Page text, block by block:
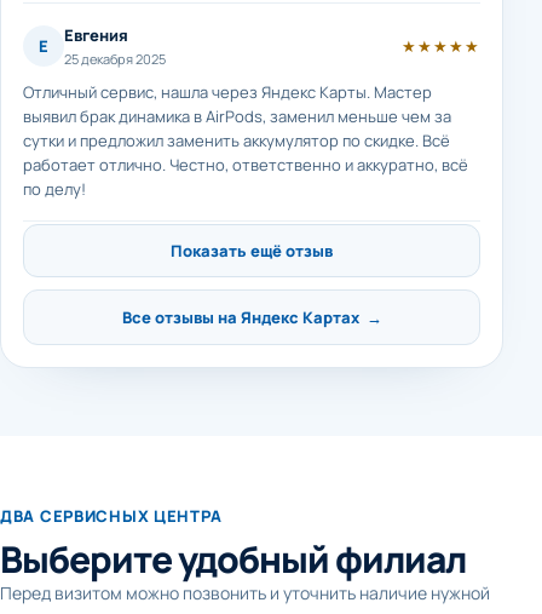
Е Евгения
25 декабря 2025
★★★★★
Отличный сервис, нашла через Яндекс Карты. Мастер
выявил брак динамика в AirPods, заменил меньше чем за
сутки и предложил заменить аккумулятор по скидке. Всё
работает отлично. Честно, ответственно и аккуратно, всё
по делу!
Показать ещё отзыв
Все отзывы на Яндекс Картах →
ДВА СЕРВИСНЫХ ЦЕНТРА
Выберите удобный филиал
Перед визитом можно позвонить и уточнить наличие нужной